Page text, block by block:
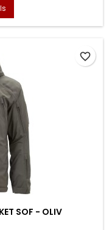
SOF - OLIV
favorite_border